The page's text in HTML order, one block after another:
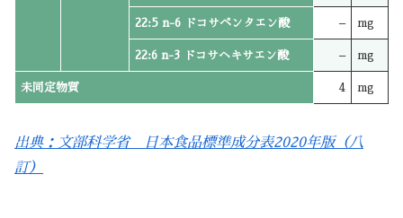
22:5 n-6 ドコサペンタエン酸 – mg
22:6 n-3 ドコサヘキサエン酸 – mg
未同定物質 4 mg
出典：文部科学省 日本食品標準成分表2020年版（八
訂）